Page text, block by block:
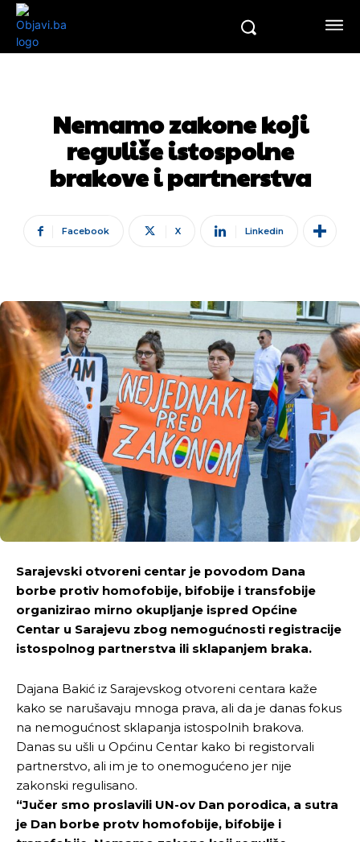
Nemamo zakone koji
reguliše istospolne
brakove i partnerstva
Facebook X Linkedin
Sarajevski otvoreni centar je povodom Dana
borbe protiv homofobije, bifobije i transfobije
organizirao mirno okupljanje ispred Općine
Centar u Sarajevu zbog nemogućnosti registracije
istospolnog partnerstva ili sklapanjem braka.
Dajana Bakić iz Sarajevskog otvoreni centara kaže
kako se narušavaju mnoga prava, ali da je danas fokus
na nemogućnost sklapanja istospolnih brakova.
Danas su ušli u Općinu Centar kako bi registorvali
partnerstvo, ali im je to onemogućeno jer nije
zakonski regulisano.
“Jučer smo proslavili UN-ov Dan porodica, a sutra
je Dan borbe protv homofobije, bifobije i